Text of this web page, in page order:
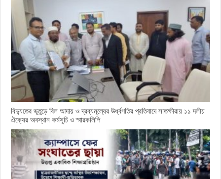
বিদ্যুতের ভূতুড়ে বিল আদায় ও দ্রব্যমূল্যের ঊর্ধ্বগতির প্রতিবাদে সাতক্ষীরায় ১১ দলীয়
ঐক্যের অবস্থান কর্মসূচি ও স্মারকলিপি